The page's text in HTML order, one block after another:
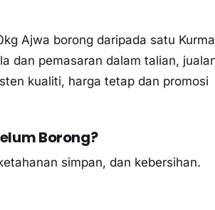
Ajwa borong daripada satu Kurma
dan pemasaran dalam talian,
kualiti, harga tetap dan promosi
Borong?
simpan, dan kebersihan.